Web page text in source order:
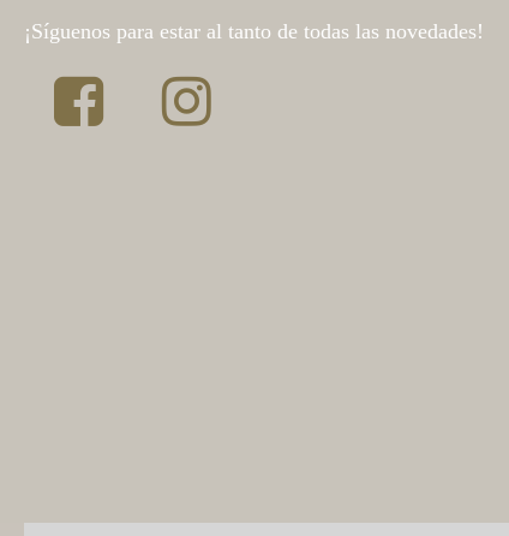
¡Síguenos para estar al tanto de todas las novedades!